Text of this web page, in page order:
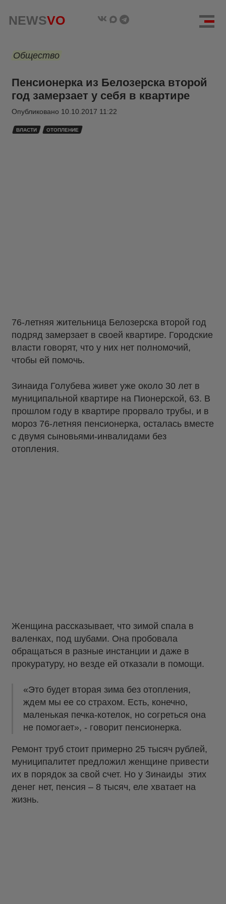
NEWSVO
Общество
Пенсионерка из Белозерска второй
год замерзает у себя в квартире
Опубликовано 10.10.2017 11:22
ВЛАСТИ ОТОПЛЕНИЕ
76-летняя жительница Белозерска второй год
подряд замерзает в своей квартире. Городские
власти говорят, что у них нет полномочий,
чтобы ей помочь.
Зинаида Голубева живет уже около 30 лет в
муниципальной квартире на Пионерской, 63. В
прошлом году в квартире прорвало трубы, и в
мороз 76-летняя пенсионерка, осталась вместе
с двумя сыновьями-инвалидами без
отопления.
Женщина рассказывает, что зимой спала в
валенках, под шубами. Она пробовала
обращаться в разные инстанции и даже в
прокуратуру, но везде ей отказали в помощи.
«Это будет вторая зима без отопления,
ждем мы ее со страхом. Есть, конечно,
маленькая печка-котелок, но согреться она
не помогает», - говорит пенсионерка.
Ремонт труб стоит примерно 25 тысяч рублей,
муниципалитет предложил женщине привести
их в порядок за свой счет. Но у Зинаиды этих
денег нет, пенсия – 8 тысяч, еле хватает на
жизнь.